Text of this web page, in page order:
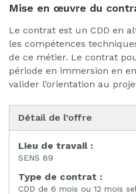
Mise en œuvre du
Le contrat est un CDD en
les compétences
de ce métier. Le contrat
période en immersion en
valider l’orientation au
Détail de l’offre
Lieu de travail :
SENS 89
Type de contrat :
CDD de 6 mois ou 12 mois